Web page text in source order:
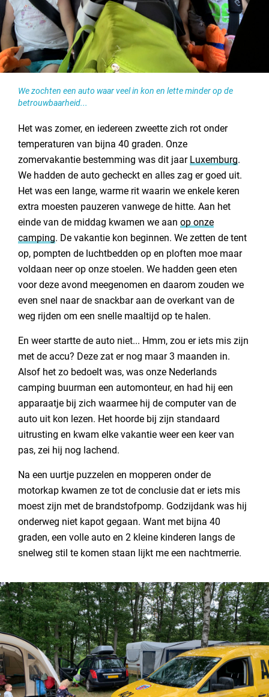
We zochten een auto waar veel in kon en lette minder op de
betrouwbaarheid...
Het was zomer, en iedereen zweette zich rot onder
temperaturen van bijna 40 graden. Onze
zomervakantie bestemming was dit jaar Luxemburg.
We hadden de auto gecheckt en alles zag er goed uit.
Het was een lange, warme rit waarin we enkele keren
extra moesten pauzeren vanwege de hitte. Aan het
einde van de middag kwamen we aan op onze
camping. De vakantie kon beginnen. We zetten de tent
op, pompten de luchtbedden op en ploften moe maar
voldaan neer op onze stoelen. We hadden geen eten
voor deze avond meegenomen en daarom zouden we
even snel naar de snackbar aan de overkant van de
weg rijden om een snelle maaltijd op te halen.
En weer startte de auto niet... Hmm, zou er iets mis zijn
met de accu? Deze zat er nog maar 3 maanden in.
Alsof het zo bedoelt was, was onze Nederlands
camping buurman een automonteur, en had hij een
apparaatje bij zich waarmee hij de computer van de
auto uit kon lezen. Het hoorde bij zijn standaard
uitrusting en kwam elke vakantie weer een keer van
pas, zei hij nog lachend.
Na een uurtje puzzelen en mopperen onder de
motorkap kwamen ze tot de conclusie dat er iets mis
moest zijn met de brandstofpomp. Godzijdank was hij
onderweg niet kapot gegaan. Want met bijna 40
graden, een volle auto en 2 kleine kinderen langs de
snelweg stil te komen staan lijkt me een nachtmerrie.